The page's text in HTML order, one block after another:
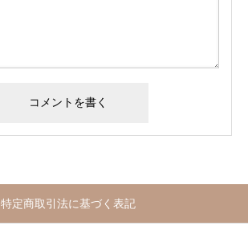
特定商取引法に基づく表記